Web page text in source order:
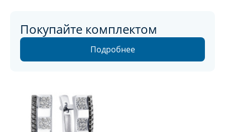
Покупайте комплектом
Подробнее